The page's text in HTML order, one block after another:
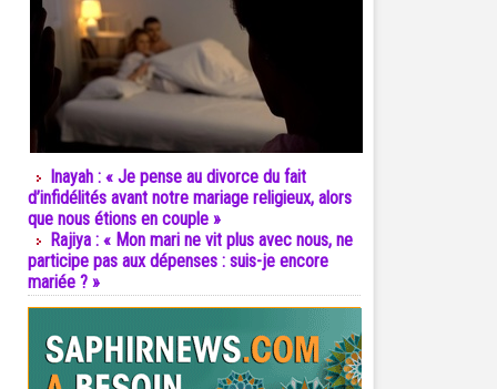
Inayah : « Je pense au divorce du fait
d’infidélités avant notre mariage religieux, alors
que nous étions en couple »
Rajiya : « Mon mari ne vit plus avec nous, ne
participe pas aux dépenses : suis-je encore
mariée ? »